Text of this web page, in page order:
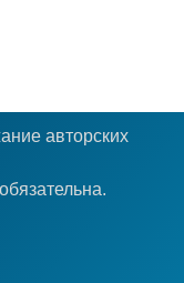
авторских